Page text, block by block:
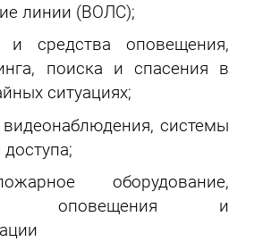
линии (ВОЛС);
и средства оповещения,
поиска и спасения в
ситуациях;
системы
оборудование,
оповещения и